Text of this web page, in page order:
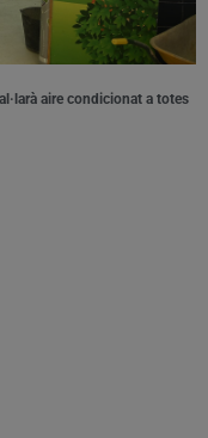
aire condicionat a totes